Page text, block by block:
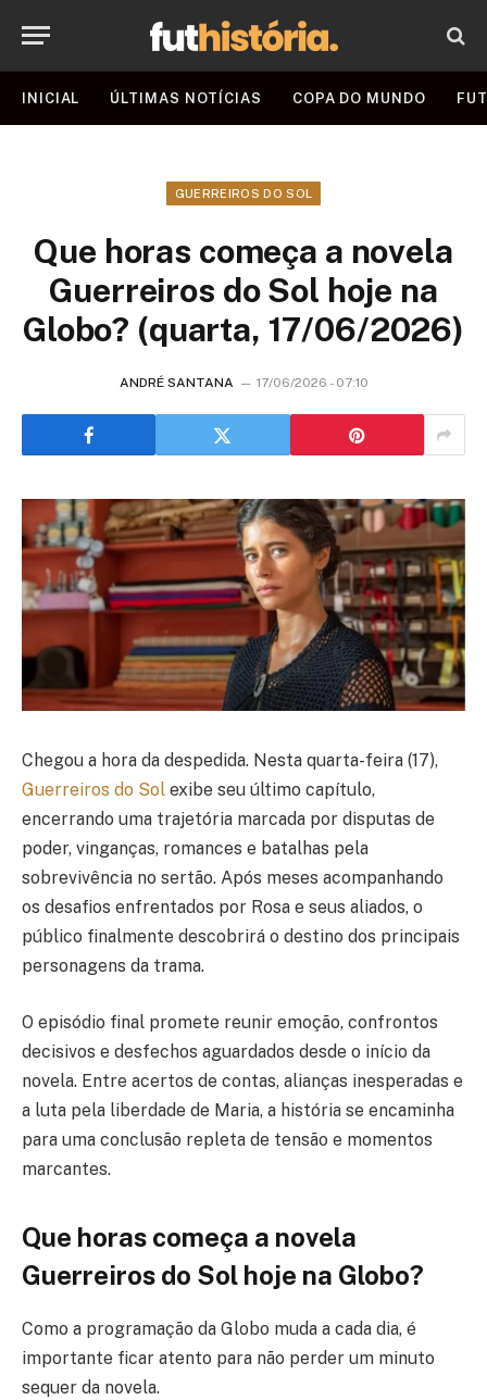
INICIAL ÚLTIMAS NOTÍCIAS COPA DO MUNDO
GUERREIROS DO SOL
Que horas começa a novela
Guerreiros do Sol hoje na
Globo? (quarta, 17/06/2026)
ANDRÉ SANTANA 17/06/2026 - 07:10
Chegou a hora da despedida. Nesta quarta-feira (17),
Guerreiros do Sol exibe seu último capítulo,
encerrando uma trajetória marcada por disputas de
poder, vinganças, romances e batalhas pela
sobrevivência no sertão. Após meses acompanhando
os desafios enfrentados por Rosa e seus aliados, o
público finalmente descobrirá o destino dos principais
personagens da trama.
O episódio final promete reunir emoção, confrontos
decisivos e desfechos aguardados desde o início da
novela. Entre acertos de contas, alianças inesperadas e
a luta pela liberdade de Maria, a história se encaminha
para uma conclusão repleta de tensão e momentos
marcantes.
Que horas começa a novela
Guerreiros do Sol hoje na Globo?
Como a programação da Globo muda a cada dia, é
importante ficar atento para não perder um minuto
sequer da novela.